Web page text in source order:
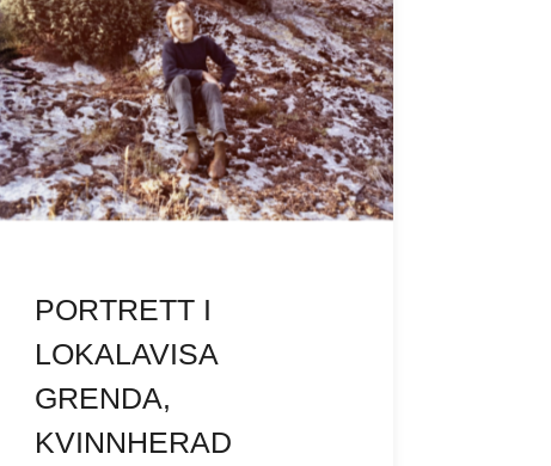
PORTRETT I
LOKALAVISA
GRENDA,
KVINNHERAD